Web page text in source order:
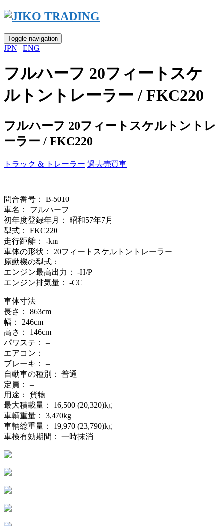
Skip
content
Toggle navigation
JPN | ENG
フルハーフ 20フィートスケ
ルトントレーラー / FKC220
フルハーフ 20フィートスケルトントレ
ーラー / FKC220
トラック & トレーラー 過去売買車
問合番号： B-5010
車名： フルハーフ
初年度登録年月： 昭和57年7月
型式： FKC220
走行距離： -km
車体の形状： 20フィートスケルトントレーラー
原動機の型式： –
エンジン最高出力： -H/P
エンジン排気量： -CC
車体寸法
長さ： 863cm
幅： 246cm
高さ： 146cm
パワステ： –
エアコン： –
ブレーキ： –
自動車の種別： 普通
定員： –
用途： 貨物
最大積載量： 16,500 (20,320)kg
車輌重量： 3,470kg
車輌総重量： 19,970 (23,790)kg
車検有効期間： 一時抹消